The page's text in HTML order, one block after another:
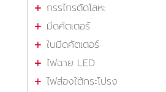
กรรไกรตัดโลหะ
มีดคัตเตอร์
ใบมีดคัตเตอร์
ไฟฉาย LED
ไฟส่องใต้กระโปรง